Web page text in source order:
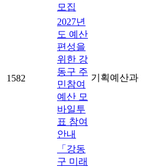
모집
1582
2027년
도 예산
편성을
위한 강
동구 주
민참여
예산 모
바일투
표 참여
안내
기획예산과
「강동
구 미래